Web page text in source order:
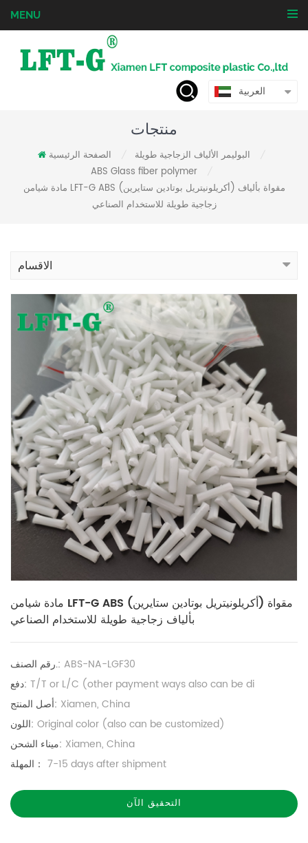
MENU
العربية
منتجات
الصفحة الرئيسية البوليمر الألياف الزجاجية طويلة
ABS Glass fiber polymer
مادة شيامن LFT-G ABS (أكريلونيتريل بوتادين ستايرين) مقواة بألياف
زجاجية طويلة للاستخدام الصناعي
الاقسام
مادة شيامن LFT-G ABS (أكريلونيتريل بوتادين ستايرين) مقواة
بألياف زجاجية طويلة للاستخدام الصناعي
رقم الصنف.: ABS-NA-LGF30
دفع: T/T or L/C (other payment ways also can be di
أصل المنتج: Xiamen, China
اللون: Original color (also can be customized)
ميناء الشحن: Xiamen, China
المهلة： 7-15 days after shipment
التحقيق الآن